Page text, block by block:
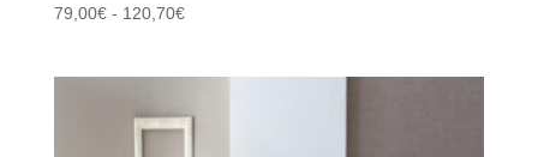
79,00€ - 120,70€Rango
79,00€